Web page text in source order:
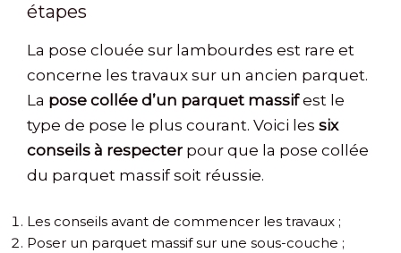
étapes
La pose clouée sur lambourdes est rare et
concerne les travaux sur un ancien parquet.
La pose collée d’un parquet massifest le
type de pose le plus courant. Voici les six
conseils à respecter pour que la pose collée
du parquet massif soit réussie.
Les conseils avant de commencer les travaux ;
Poser un parquet massif sur une sous-couche ;